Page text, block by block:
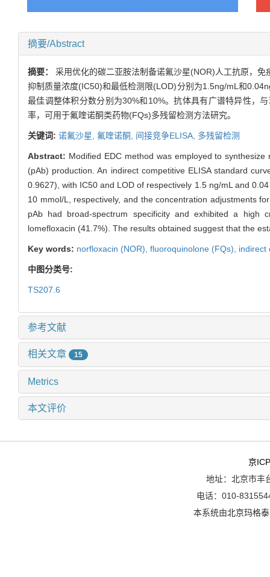
摘要/Abstract
摘要：采用优化的碳二亚胺法制备诺氟沙星(NOR)人工抗原，
抑制质量浓度(IC50)和最低检测限(LOD)分别为1.5ng/mL和
最佳调整体积分数分别为30%和10%。抗体具有广谱特异性，
率，可用于氟喹诺酮类药物(FQs)多残留检测方法研究。
关键词: 诺氟沙星, 氟喹诺酮, 间接竞争ELISA, 多残留检测
Abstract: Modified EDC method was employed to
(pAb) production. An indirect competitive ELISA standard
0.9627), with IC50 and LOD of respectively 1.5 ng/mL and
10 mmol/L, respectively, and the concentration adjustments
pAb had broad-spectrum specificity and exhibited a high
lomefloxacin (41.7%). The results obtained suggest that the
Key words: norfloxacin (NOR), fluoroquinolone (FQs), indirect
中图分类号:
TS207.6
参考文献
相关文章 15
Metrics
本文评价
京
地址：北京市丰
电话：010-
本系统由北京玛格